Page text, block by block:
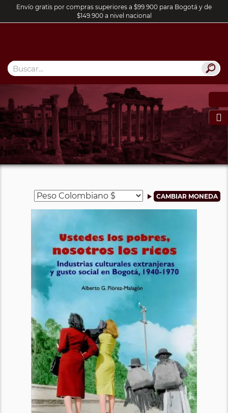
Envío gratis por compras superiores a $99.900 para Bogotá y de
$149.900 a nivel nacional
